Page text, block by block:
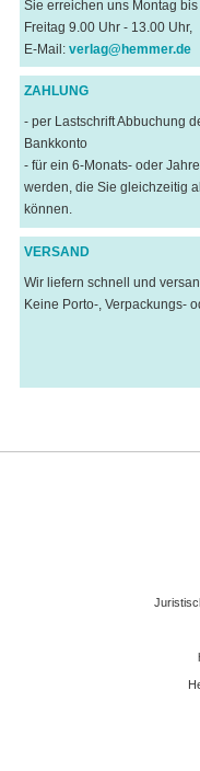
Sie erreichen uns Montag bis
Freitag 9.00 Uhr - 13.00 Uhr,
E-Mail: verlag@hemmer.de
ZAHLUNG
- per Lastschrift Abbuchung
Bankkonto
- für ein 6-Monats- oder
werden, die Sie gleichzeitig
können.
VERSAND
Wir liefern schnell und
Keine Porto-, Verpackungs-